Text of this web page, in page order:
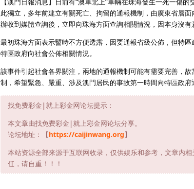
此獨立，多年前建立有關死亡、拘留的通報機制，由廣東省層
辦收到媒體查詢後，立即向珠海方面查詢相關情況，因本身沒
最初珠海方面表示暫時不方便透露，因要通報省級公佈，但特
特區政府向社會公佈相關情況。
該事件引起社會各界關注，兩地的通報機制可能有需要完善，
制，希望緊急、嚴重、涉及澳門居民的事故第一時間向特區政
找免费彩金|就上彩金网论坛提示：
本文章由找免费彩金|就上彩金网论坛分享。
论坛地址：【https://caijinwang.org】
本站资源全部来源于互联网收录，仅供娱乐和参考，文章内
任，请自重！！！